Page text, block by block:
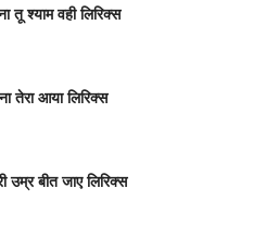
तू श्याम वही लिरिक्स
तेरा आया लिरिक्स
उम्र बीत जाए लिरिक्स